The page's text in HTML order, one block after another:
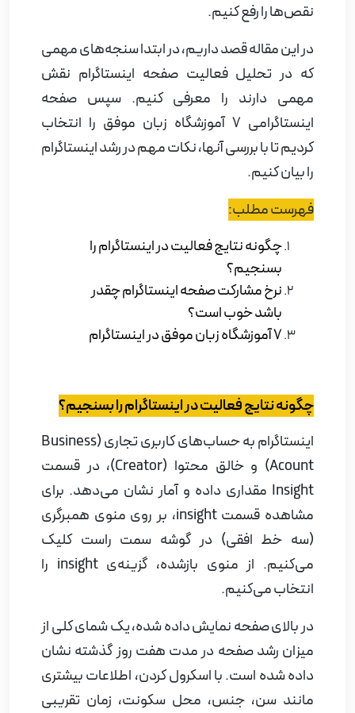
نقص‌ها را رفع کنیم.
در این مقاله قصد داریم، در ابتدا سنجه‌های مهمی
که در تحلیل فعالیت صفحه اینستاگرام نقش
مهمی دارند را معرفی کنیم. سپس صفحه
اینستاگرامی 7 آموزشگاه زبان موفق را انتخاب
کردیم تا با بررسی آنها، نکات مهم در رشد اینستاگرام
را بیان کنیم.
فهرست مطلب:
چگونه نتایج فعالیت در اینستاگرام را
بسنجیم؟
نرخ مشارکت صفحه اینستاگرام چقدر
باشد خوب است؟
7 آموزشگاه زبان موفق در اینستاگرام
چگونه نتایج فعالیت در اینستاگرام را بسنجیم؟
اینستاگرام به حساب‌های کاربری تجاری (Business
Acount) و خالق محتوا (Creator)، در قسمت
Insight مقداری داده و آمار نشان می‌دهد. برای
مشاهده قسمتinsight، بر روی منوی همبرگری
(سه خط افقی) در گوشه سمت راست کلیک
می‌کنیم. از منوی بازشده، گزینه‌یinsight را
انتخاب می‌کنیم.
در بالای صفحه نمایش داده شده، یک شمای کلی از
میزان رشد صفحه در مدت هفت روز گذشته نشان
داده شده است. با اسکرول کردن، اطلاعات بیشتری
مانند سن، جنس، محل سکونت، زمان تقریبی